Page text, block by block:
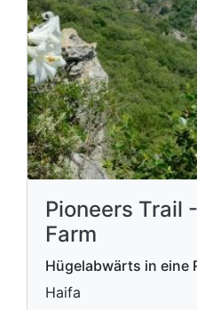
Pioneers Trail
Farm
Hügelabwärts in eine
Haifa